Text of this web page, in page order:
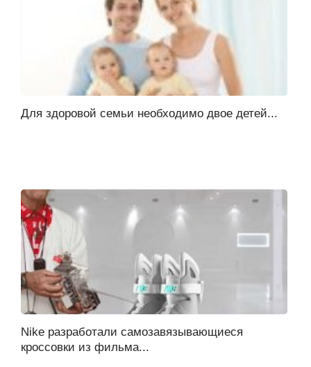
Для здоровой семьи необходимо двое детей...
Nike разработали самозавязывающиеся
кроссовки из фильма...